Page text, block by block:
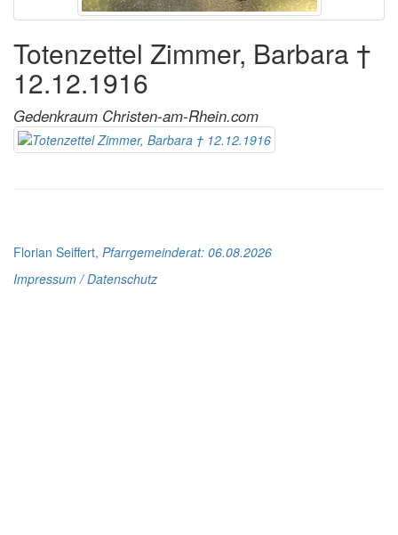
Totenzettel Zimmer, Barbara †
12.12.1916
Gedenkraum Christen-am-Rhein.com
Florian Seiffert, Pfarrgemeinderat: 06.08.2026
Impressum / Datenschutz